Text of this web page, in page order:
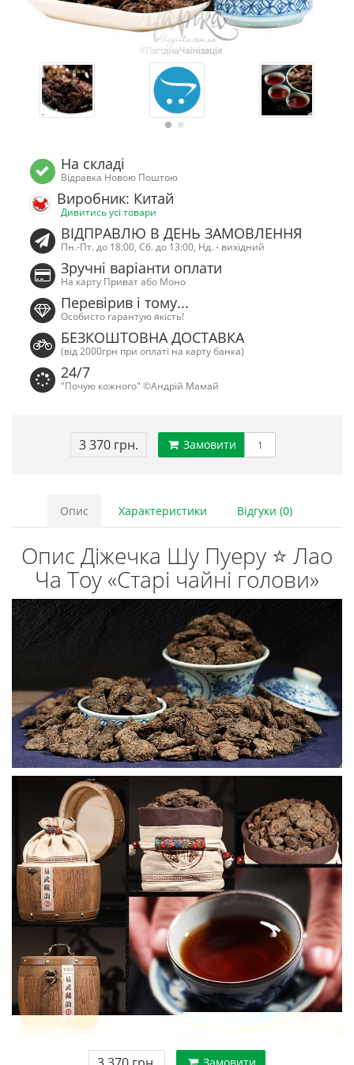
На складі
Відравка Новою Поштою
Виробник: Китай
Дивитись усі товари
ВІДПРАВЛЮ В ДЕНЬ ЗАМОВЛЕННЯ
Пн.-Пт. до 18:00, Сб. до 13:00, Нд. - вихідний
Зручні варіанти оплати
На карту Приват або Моно
Перевірив і тому...
Особисто гарантую якість!
БЕЗКОШТОВНА ДОСТАВКА
(від 2000грн при оплаті на карту банка)
24/7
"Почую кожного" ©Андрій Мамай
3 370 грн. Замовити
Опис Характеристики Відгуки (0)
Опис Діжечка Шу Пуеру ⭐ Лао
Ча Тоу «Старі чайні голови»